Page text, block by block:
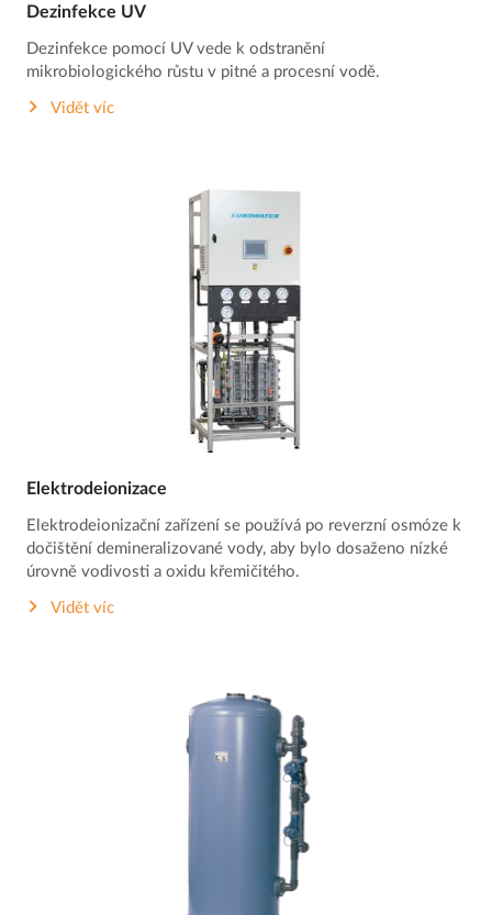
Dezinfekce UV
Dezinfekce pomocí UV vede k odstranění
mikrobiologického růstu v pitné a procesní vodě.
Vidět víc
Elektrodeionizace
Elektrodeionizační zařízení se používá po reverzní osmóze k
dočištění demineralizované vody, aby bylo dosaženo nízké
úrovně vodivosti a oxidu křemičitého.
Vidět víc